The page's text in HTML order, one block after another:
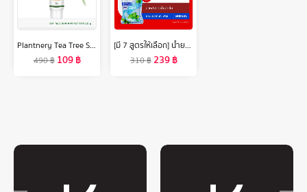
Plantnery Tea Tree Sunscreen Acne Oil Control SPF 50+ PA++++ 30 g
490฿ 109฿
[มี 7 สูตรให้เลือก] น้ำยาบ้วนปาก คอลเกต น้ำยาบ้วนปาก 500 มล. รวม 2 ขวด [Available in 8 variants] Colgate Plax Mouthwash Mouthwash 500ml Total 2 Bottles
310฿239฿